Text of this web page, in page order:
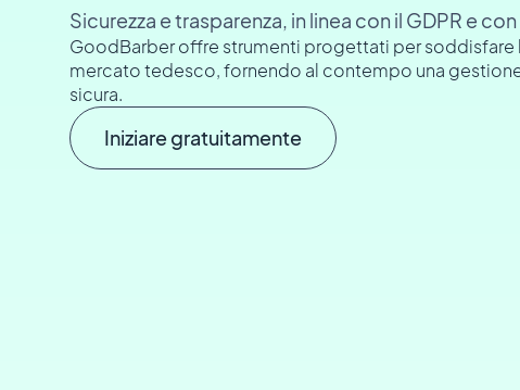
Sicurezza e trasparenza, in linea con il GDPR e con
GoodBarber offre strumenti progettati per soddisfare
mercato tedesco, fornendo al contempo una
sicura.
Iniziare gratuitamente